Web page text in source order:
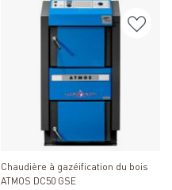
Détails
Chaudière à gazéification du bois
ATMOS DC50 GSE